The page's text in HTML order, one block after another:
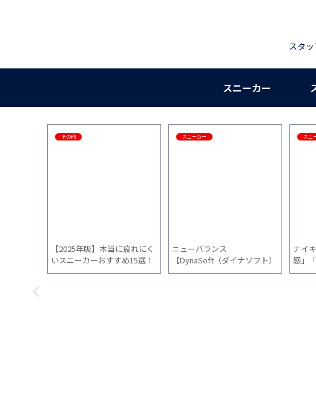
スタ
スニーカー
その他
【2025年版】本当に疲れにく
いスニーカーおすすめ15選！
選び方＆ブランド比較
スニーカー
ニューバランス
【DynaSoft（ダイナソフト）
900 v2】レビュー！初心者に
スニ
ナイ
感」
い」